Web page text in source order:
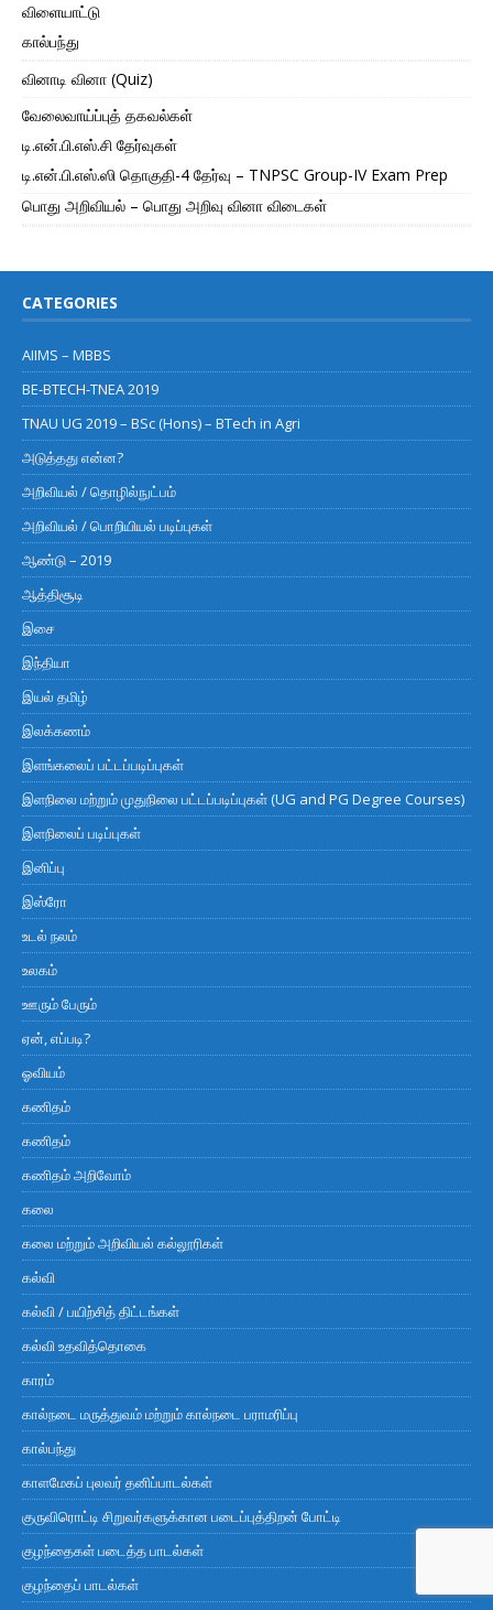
விளையாட்டு
கால்பந்து
வினாடி வினா (Quiz)
வேலைவாய்ப்புத் தகவல்கள்
டி.என்.பி.எஸ்.சி தேர்வுகள்
டி.என்.பி.எஸ்.ஸி தொகுதி-4 தேர்வு – TNPSC Group-IV Exam Prep
பொது அறிவியல் – பொது அறிவு வினா விடைகள்
CATEGORIES
AIIMS – MBBS
BE-BTECH-TNEA 2019
TNAU UG 2019 – BSc (Hons) – BTech in Agri
அடுத்தது என்ன?
அறிவியல் / தொழில்நுட்பம்
அறிவியல் / பொறியியல் படிப்புகள்
ஆண்டு – 2019
ஆத்திசூடி
இசை
இந்தியா
இயல் தமிழ்
இலக்கணம்
இளங்கலைப் பட்டப்படிப்புகள்
இளநிலை மற்றும் முதுநிலை பட்டப்படிப்புகள் (UG and PG Degree Courses)
இளநிலைப் படிப்புகள்
இனிப்பு
இஸ்ரோ
உடல் நலம்
உலகம்
ஊரும் பேரும்
ஏன், எப்படி?
ஓவியம்
கணிதம்
கணிதம்
கணிதம் அறிவோம்
கலை
கலை மற்றும் அறிவியல் கல்லூரிகள்
கல்வி
கல்வி / பயிற்சித் திட்டங்கள்
கல்வி உதவித்தொகை
காரம்
கால்நடை மருத்துவம் மற்றும் கால்நடை பராமரிப்பு
கால்பந்து
காளமேகப் புலவர் தனிப்பாடல்கள்
குருவிரொட்டி சிறுவர்களுக்கான படைப்புத்திறன் போட்டி
குழந்தைகள் படைத்த பாடல்கள்
குழந்தைப் பாடல்கள்